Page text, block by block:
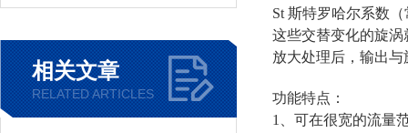
相关文章
RELATED ARTICLES
St 斯特罗哈尔系数
这些交替变化的旋
放大处理后，输出
功能特点：
1、可在很宽的流量